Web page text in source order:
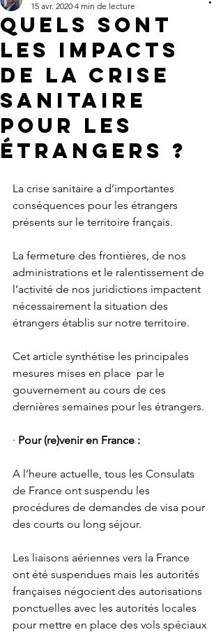
Quels sont
les impacts
de la crise
sanitaire
pour les
étrangers ?
15 avr. 2020 4 min de lecture
La crise sanitaire a d’importantes
conséquences pour les étrangers
présents sur le territoire français.
La fermeture des frontières, de nos
administrations et le ralentissement de
l’activité de nos juridictions impactent
nécessairement la situation des
étrangers établis sur notre territoire.
Cet article synthétise les principales
mesures mises en place  par le
gouvernement au cours de ces
dernières semaines pour les étrangers.
· Pour (re)venir en France :
A l’heure actuelle, tous les Consulats
de France ont suspendu les
procédures de demandes de visa pour
des courts ou long séjour.
Les liaisons aériennes vers la France
ont été suspendues mais les autorités
françaises négocient des autorisations
ponctuelles avec les autorités locales
pour mettre en place des vols spéciaux